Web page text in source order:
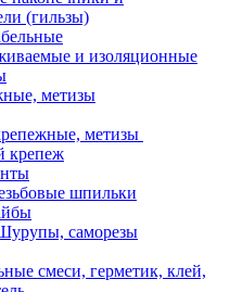
(гильзы)
и изоляционные
метизы
метизы
крепеж
шпильки
саморезы
смеси, герметик, клей,